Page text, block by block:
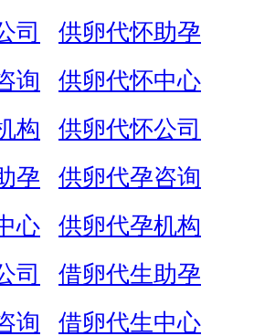
司
供卵代怀助孕
询
供卵代怀中心
构
供卵代怀公司
孕
供卵代孕咨询
心
供卵代孕机构
司
借卵代生助孕
询
借卵代生中心